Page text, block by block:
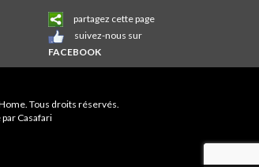
partagez cette page
suivez-nous sur
FACEBOOK
Tous droits réservés.
parCasafari